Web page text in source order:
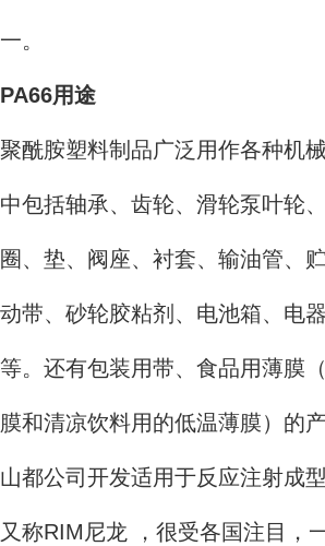
一。
PA66用途
聚酰胺塑料制品广泛用作各种机
中包括轴承、齿轮、滑轮泵叶轮
圈、垫、阀座、衬套、输油管、
动带、砂轮胶粘剂、电池箱、电
等。还有包装用带、食品用薄膜
膜和清凉饮料用的低温薄膜）的
山都公司开发适用于反应注射成
又称RIM尼龙 ，很受各国注目，